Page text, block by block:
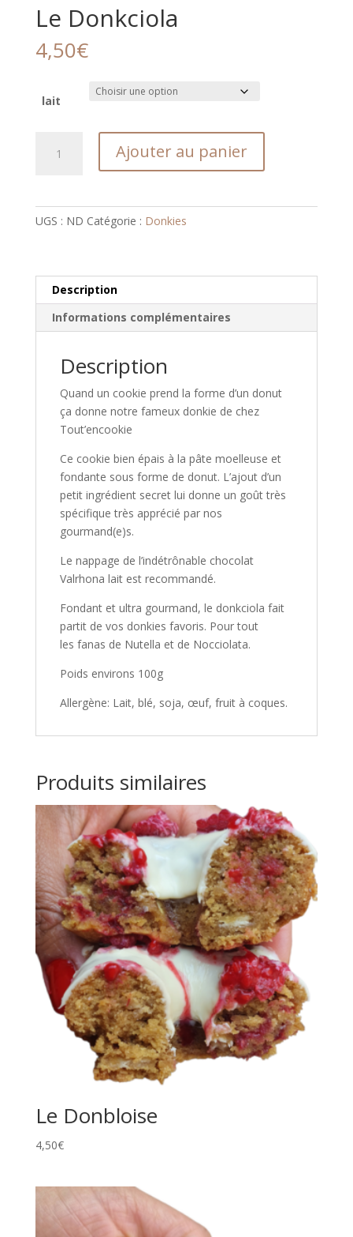
Le Donkciola
4,50€
lait
Ajouter au panier
UGS : ND Catégorie : Donkies
Description
Informations complémentaires
Description
Quand un cookie prend la forme d’un donut
ça donne notre fameux donkie de chez
Tout’encookie
Ce cookie bien épais à la pâte moelleuse et
fondante sous forme de donut. L’ajout d’un
petit ingrédient secret lui donne un goût très
spécifique très apprécié par nos
gourmand(e)s.
Le nappage de l’indétrônable chocolat
Valrhona lait est recommandé.
Fondant et ultra gourmand, le donkciola fait
partit de vos donkies favoris. Pour tout
les fanas de Nutella et de Nocciolata.
Poids environs 100g
Allergène: Lait, blé, soja, œuf, fruit à coques.
Produits similaires
Le Donbloise
4,50€